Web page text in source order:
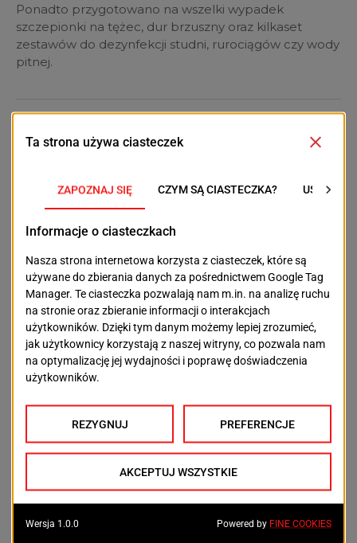
Ponadto przygotowano na wszelki wypadek
szczepionki na tężec, dur brzuszny oraz kilkaset
zestawów do dezynfekcji studni, rurociągów czy wody
pitnej.
POPRZEDNI TEKST
Greenpeace Polska
realizację tej obietnicy"
Oktoberfestu
OSTATNIE ARTYKUŁY
Aktualności
Szpital Wojewódzki przejdzie metamorfozę.
Powstanie nowoczesne centrum dla pacjentów
2026-08-07
Aktualności
Szczecinie. Wybrano wykonawcę
2026-08-07
Historyczne kamienice przy Kolumba dostaną
drugie życie. Rusza wielki remont